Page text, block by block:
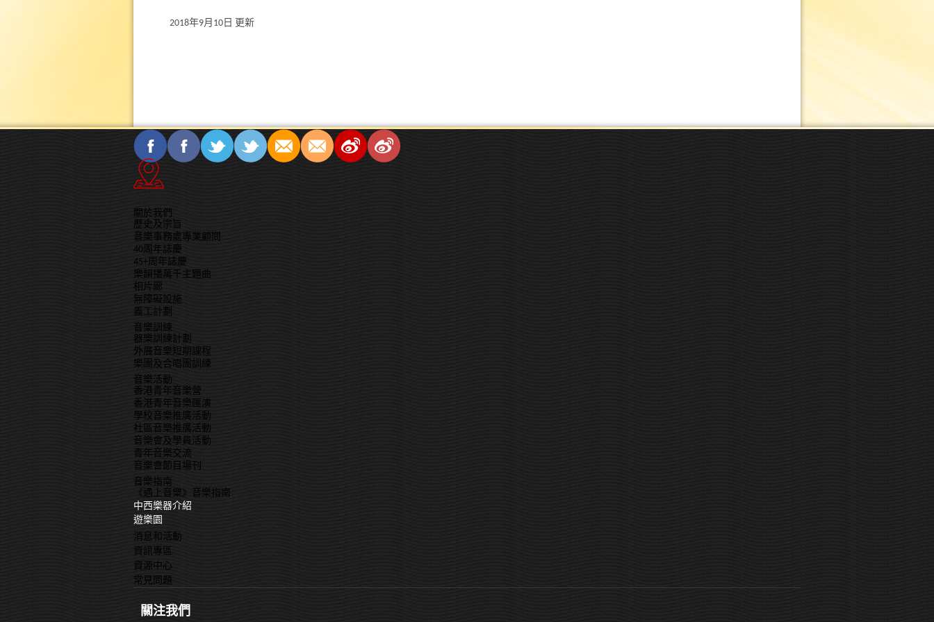
2018年9月10日 更新
關於我們
歷史及宗旨
音樂事務處專業顧問
40周年誌慶
45+周年誌慶
樂韻播萬千主題曲
相片廊
無障礙設施
義工計劃
音樂訓練
器樂訓練計劃
外展音樂短期課程
樂團及合唱團訓練
音樂活動
香港青年音樂營
香港青年音樂匯演
學校音樂推廣活動
社區音樂推廣活動
音樂會及學員活動
青年音樂交流
音樂會節目場刊
音樂指南
《遇上音樂》音樂指南
中西樂器介紹
遊樂園
消息和活動
資訊專區
資源中心
常見問題
關注我們